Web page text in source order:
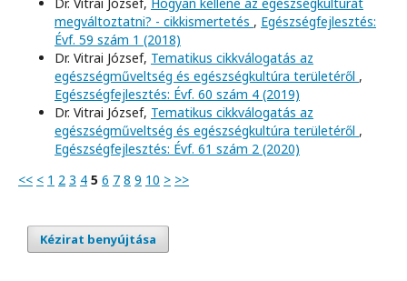
megváltoztatni? - cikkismertetés , Egészségfejlesztés:
Évf. 59 szám 1 (2018)
Dr. Vitrai József, Tematikus cikkválogatás az
egészségműveltség és egészségkultúra területéről ,
Egészségfejlesztés: Évf. 60 szám 4 (2019)
Dr. Vitrai József, Tematikus cikkválogatás az
egészségműveltség és egészségkultúra területéről ,
Egészségfejlesztés: Évf. 61 szám 2 (2020)
<< < 1 2 3 4 5 6 7 8 9 10 > >>
Kézirat benyújtása